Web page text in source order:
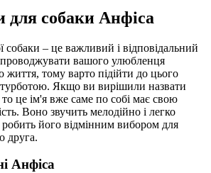
для собаки Анфіса
собаки – це важливий і відповідальний
вашого улюбленця
життя, тому варто підійти до цього
Якщо ви вирішили назвати
це ім'я вже саме по собі має свою
Воно звучить мелодійно і легко
його відмінним вибором для
друга.
Анфіса